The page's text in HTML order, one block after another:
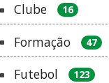
Clube 16
Formação 47
Futebol 123